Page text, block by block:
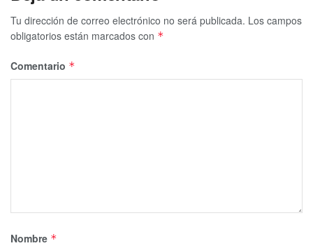
Tu dirección de correo electrónico no será publicada. Los campos
obligatorios están marcados con *
Comentario *
Nombre *